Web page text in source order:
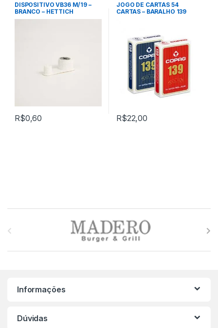
DISPOSITIVO VB36 M/19 –
BRANCO – HETTICH
R$0,60
JOGO DE CARTAS 54
CARTAS – BARALHO 139
R$22,00
Informações
Dúvidas